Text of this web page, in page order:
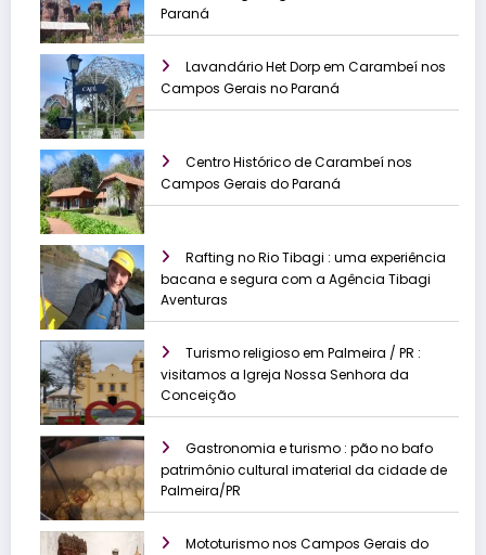
Paraná
Lavandário Het Dorp em Carambeí nos
Campos Gerais no Paraná
Centro Histórico de Carambeí nos
Campos Gerais do Paraná
Rafting no Rio Tibagi : uma experiência
bacana e segura com a Agência Tibagi
Aventuras
Turismo religioso em Palmeira / PR :
visitamos a Igreja Nossa Senhora da
Conceição
Gastronomia e turismo : pão no bafo
patrimônio cultural imaterial da cidade de
Palmeira/PR
Mototurismo nos Campos Gerais do